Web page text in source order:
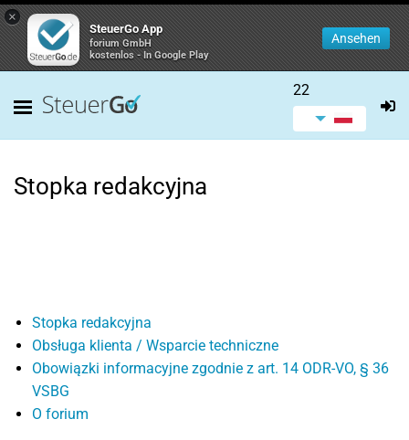
×
SteuerGo App
forium GmbH
kostenlos - In Google Play
Ansehen
22
Stopka redakcyjna
Stopka redakcyjna
Obsługa klienta / Wsparcie techniczne
Obowiązki informacyjne zgodnie z art. 14 ODR-VO, § 36
VSBG
O forium